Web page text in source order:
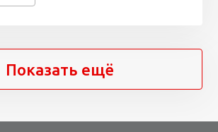
Показать ещё